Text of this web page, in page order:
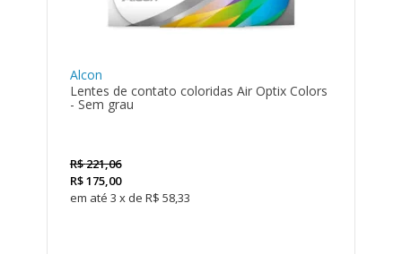
Alcon
Lentes de contato coloridas Air Optix Colors
- Sem grau
R$221,06
R$175,00
3 x de R$ 58,33